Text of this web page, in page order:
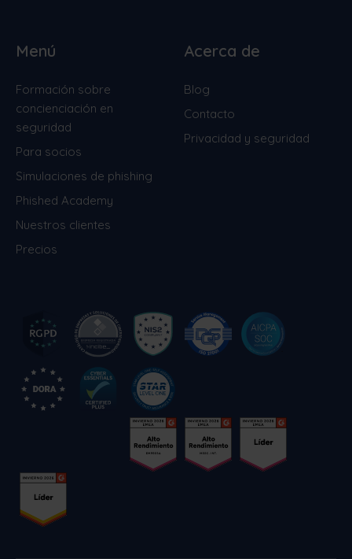
Menú
Formación sobre
concienciación en
seguridad
Para socios
Simulaciones de phishing
Phished Academy
Nuestros clientes
Precios
Acerca de
Blog
Contacto
Privacidad y seguridad